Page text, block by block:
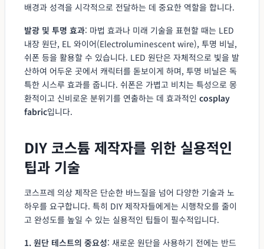
배경과 성격을 시각적으로 전달하는 데 중요한 역할을 합니다.
발광 및 투명 효과: 마법 효과나 미래 기술을 표현할 때는 LED
내장 원단, EL 와이어(Electroluminescent wire), 투명 비닐,
쉬폰 등을 활용할 수 있습니다. LED 원단은 자체적으로 빛을 발
산하여 어두운 곳에서 캐릭터를 돋보이게 하며, 투명 비닐은 독
특한 시스루 효과를 줍니다. 쉬폰은 가볍고 비치는 특성으로 몽
환적이고 신비로운 분위기를 연출하는 데 효과적인 cosplay
fabric입니다.
DIY 코스튬 제작자를 위한 실용적인
팁과 기술
코스프레 의상 제작은 단순한 바느질을 넘어 다양한 기술과 노
하우를 요구합니다. 특히 DIY 제작자들에게는 시행착오를 줄이
고 완성도를 높일 수 있는 실용적인 팁들이 필수적입니다.
1. 원단 테스트의 중요성: 새로운 원단을 사용하기 전에는 반드